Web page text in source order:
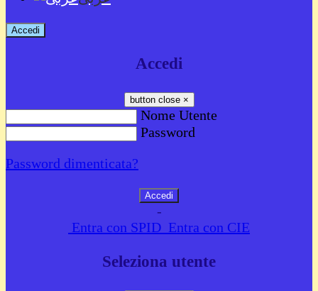
Accedi
Accedi
button close ×
Nome Utente
Password
Password dimenticata?
-
Entra con SPID Entra con CIE
Seleziona utente